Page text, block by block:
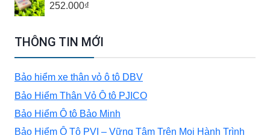
SẼ
PHÁT
TRIỂN
252.000₫
THÔNG TIN MỚI
Bảo hiểm xe thân vỏ ô tô DBV
Bảo Hiểm Thân Vỏ Ô tô PJICO
Bảo Hiểm Ô tô Bảo Minh
Bảo Hiểm Ô Tô PVI – Vững Tâm Trên Mọi Hành Trình